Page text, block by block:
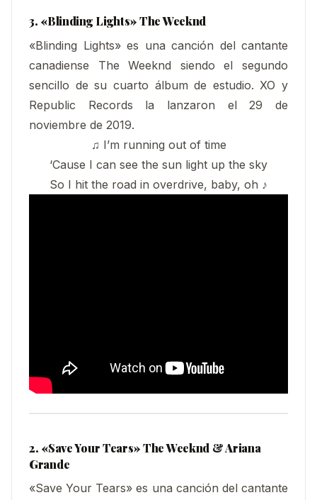
3. «Blinding Lights» The Weeknd
«Blinding Lights» es una canción del cantante
canadiense The Weeknd siendo el segundo
sencillo de su cuarto álbum de estudio.​ XO y
Republic Records la lanzaron el 29 de
noviembre de 2019.
♫ I’m running out of time
‘Cause I can see the sun light up the sky
So I hit the road in overdrive, baby, oh ♪
2. «Save Your Tears» The Weeknd & Ariana
Grande
«Save Your Tears» es una canción del cantante